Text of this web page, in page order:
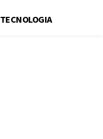
TECNOLOGIA